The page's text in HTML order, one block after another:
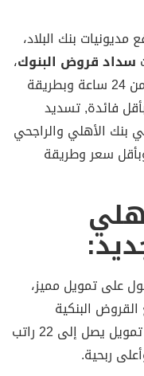
بنك البلاد،
قروض البنوك،
وتقديم خدمات مالية سريعة في أقل من 24 ساعة وبطريقة
فائدة, تسديد
والراجحي
سعر وطريقة
تمويل مميز،
البنكية
واستخراج قرض جديد من نفس البنك , تمويل يصل إلى 22 راتب